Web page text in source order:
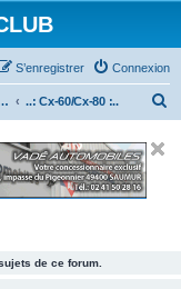
Connexion
S’enregistrer
MAZDA :.. ..: Cx-60/Cx-80 :..
de ce forum.